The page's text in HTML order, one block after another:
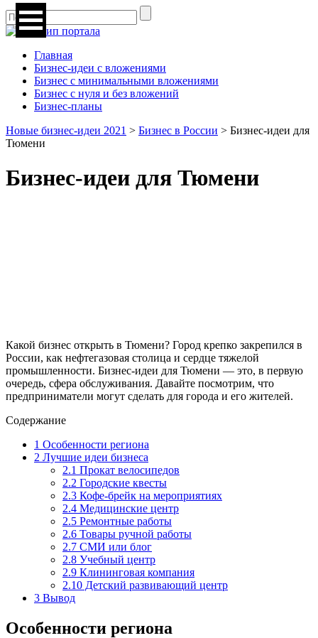
Главная
Бизнес-идеи с вложениями
Бизнес с минимальными вложениями
Бизнес с нуля и без вложений
Бизнес-планы
Новые бизнес-идеи 2021 > Бизнес в России > Бизнес-идеи для
Тюмени
Бизнес-идеи для Тюмени
Какой бизнес открыть в Тюмени? Город крепко закрепился в
России, как нефтегазовая столица и сердце тяжелой
промышленности. Бизнес-идеи для Тюмени — это, в первую
очередь, сфера обслуживания. Давайте посмотрим, что
предприниматели могут сделать для города и его жителей.
Содержание
1 Особенности региона
2 Лучшие идеи бизнеса
2.1 Прокат велосипедов
2.2 Городские квесты
2.3 Кофе-брейк на мероприятиях
2.4 Медицинские центр
2.5 Ремонтные работы
2.6 Товары ручной работы
2.7 СМИ или блог
2.8 Учебный центр
2.9 Клининговая компания
2.10 Детский развивающий центр
3 Вывод
Особенности региона